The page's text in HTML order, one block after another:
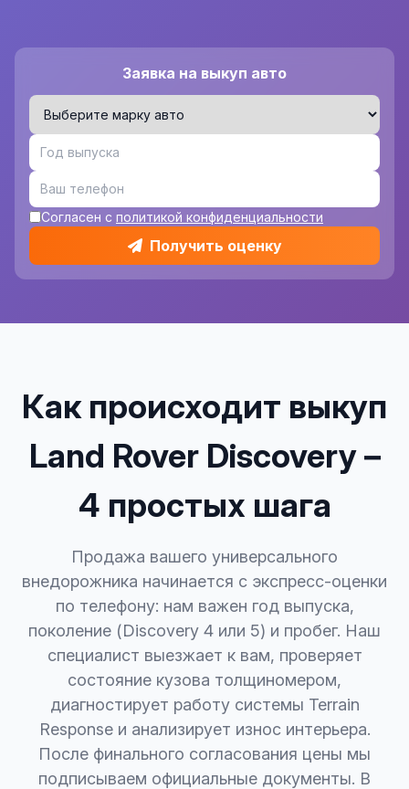
Заявка на выкуп авто
Согласен с политикой конфиденциальности
Получить оценку
Как происходит выкуп
Land Rover Discovery –
4 простых шага
Продажа вашего универсального
внедорожника начинается с экспресс-оценки
по телефону: нам важен год выпуска,
поколение (Discovery 4 или 5) и пробег. Наш
специалист выезжает к вам, проверяет
состояние кузова толщиномером,
диагностирует работу системы Terrain
Response и анализирует износ интерьера.
После финального согласования цены мы
подписываем официальные документы. В